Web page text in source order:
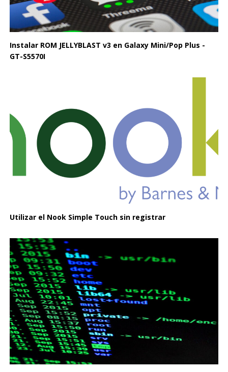
Instalar ROM JELLYBLAST v3 en Galaxy Mini/Pop Plus -
GT-S5570I
Utilizar el Nook Simple Touch sin registrar